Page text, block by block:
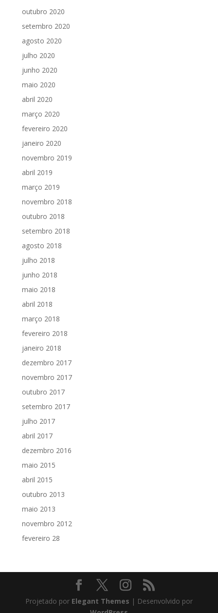
outubro 2020
setembro 2020
agosto 2020
julho 2020
junho 2020
maio 2020
abril 2020
março 2020
fevereiro 2020
janeiro 2020
novembro 2019
abril 2019
março 2019
novembro 2018
outubro 2018
setembro 2018
agosto 2018
julho 2018
junho 2018
maio 2018
abril 2018
março 2018
fevereiro 2018
janeiro 2018
dezembro 2017
novembro 2017
outubro 2017
setembro 2017
julho 2017
abril 2017
dezembro 2016
maio 2015
abril 2015
outubro 2013
maio 2013
novembro 2012
fevereiro 28
Projetado por Elegant Themes | Desenvolvido por